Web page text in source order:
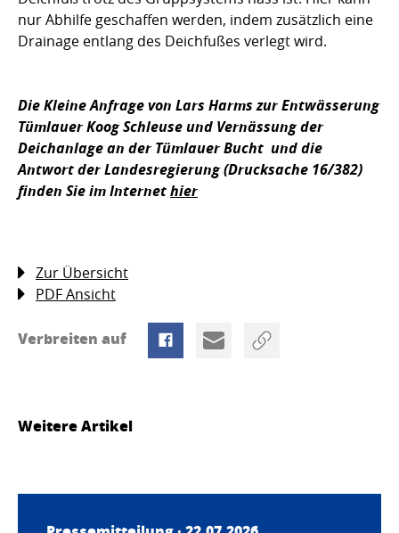
nur Abhilfe geschaffen werden, indem zusätzlich eine
Drainage entlang des Deichfußes verlegt wird.
Die Kleine Anfrage von Lars Harms zur Entwässerung
Tümlauer Koog Schleuse und Vernässung der
Deichanlage an der Tümlauer Bucht und die
Antwort der Landesregierung (Drucksache 16/382)
finden Sie im Internethier
Zur Übersicht
PDF Ansicht
Verbreiten auf
Weitere Artikel